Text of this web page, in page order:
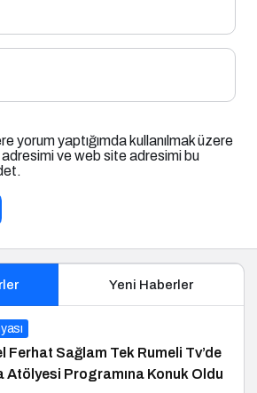
yorum yaptığımda kullanılmak üzere
adresimi ve web site adresimi bu
Yeni Haberler
Ferhat Sağlam Tek Rumeli Tv’de
Atölyesi Programına Konuk Oldu